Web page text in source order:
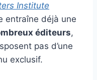
Institute
entraîne déjà une
éditeurs,
pas d’une
exclusif.